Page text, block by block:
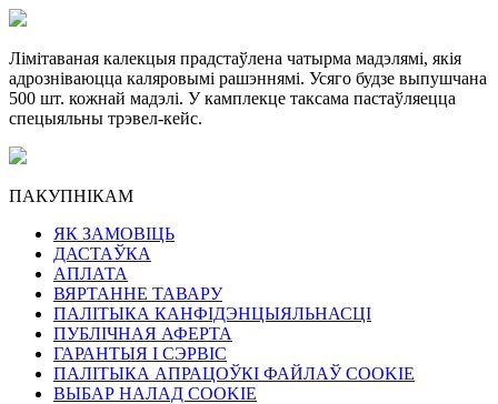
Лімітаваная калекцыя прадстаўлена чатырма мадэлямі, якія
адрозніваюцца каляровымі рашэннямі. Усяго будзе выпушчана
500 шт. кожнай мадэлі. У камплекце таксама пастаўляецца
спецыяльны трэвел-кейс.
ПАКУПНІКАМ
ЯК ЗАМОВІЦЬ
ДАСТАЎКА
АПЛАТА
ВЯРТАННЕ ТАВАРУ
ПАЛІТЫКА КАНФІДЭНЦЫЯЛЬНАСЦІ
ПУБЛІЧНАЯ АФЕРТА
ГАРАНТЫЯ І СЭРВІС
ПАЛІТЫКА АПРАЦОЎКІ ФАЙЛАЎ COOKIE
ВЫБАР НАЛАД COOKIE